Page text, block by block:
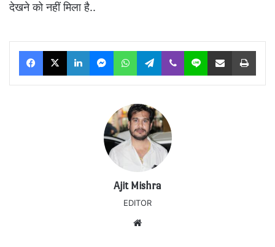
देखने को नहीं मिला है..
Facebook
X LinkedInMessengerWhatsAppTelegram
Viber Line Share via Email Print
Ajit Mishra
EDITOR